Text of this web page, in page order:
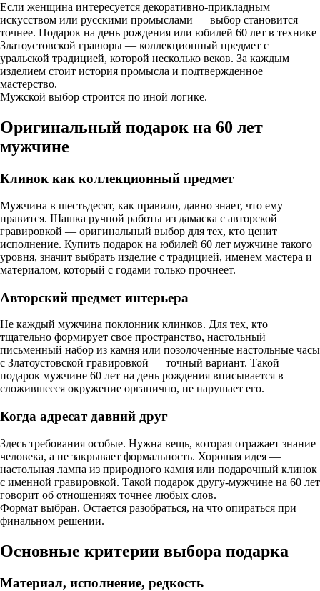
Если женщина интересуется декоративно-прикладным
искусством или русскими промыслами — выбор становится
точнее. Подарок на день рождения или юбилей 60 лет в технике
Златоустовской гравюры — коллекционный предмет с
уральской традицией, которой несколько веков. За каждым
изделием стоит история промысла и подтвержденное
мастерство.
Мужской выбор строится по иной логике.
Оригинальный подарок на 60 лет
мужчине
Клинок как коллекционный предмет
Мужчина в шестьдесят, как правило, давно знает, что ему
нравится. Шашка ручной работы из дамаска с авторской
гравировкой — оригинальный выбор для тех, кто ценит
исполнение. Купить подарок на юбилей 60 лет мужчине такого
уровня, значит выбрать изделие с традицией, именем мастера и
материалом, который с годами только прочнеет.
Авторский предмет интерьера
Не каждый мужчина поклонник клинков. Для тех, кто
тщательно формирует свое пространство, настольный
письменный набор из камня или позолоченные настольные часы
с Златоустовской гравировкой — точный вариант. Такой
подарок мужчине 60 лет на день рождения вписывается в
сложившееся окружение органично, не нарушает его.
Когда адресат давний друг
Здесь требования особые. Нужна вещь, которая отражает знание
человека, а не закрывает формальность. Хорошая идея —
настольная лампа из природного камня или подарочный клинок
с именной гравировкой. Такой подарок другу-мужчине на 60 лет
говорит об отношениях точнее любых слов.
Формат выбран. Остается разобраться, на что опираться при
финальном решении.
Основные критерии выбора подарка
Материал, исполнение, редкость